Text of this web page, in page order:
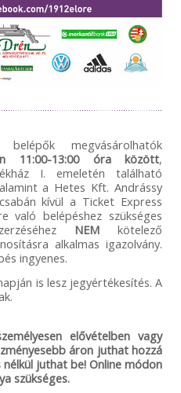
megvásárolhatók
11:00-13:00 óra között,
I. emeletén található
a Hetes Kft. Andrássy
kívül a Ticket Express
való belépéshez szükséges
NEM kötelező
alkalmas igazolvány.
ingyenes.
is lesz jegyértékesítés. A
elővételben vagy
áron juthat hozzá
juthat be! Online módon
szükséges.